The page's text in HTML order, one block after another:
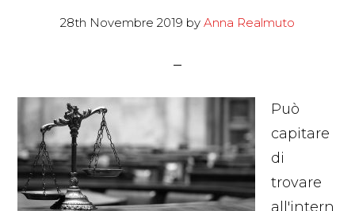
28th Novembre 2019 by Anna Realmuto
Può
capitare
di
trovare
all'intern